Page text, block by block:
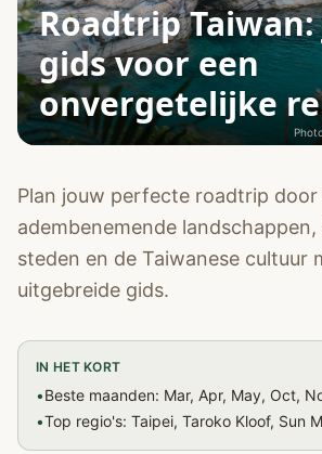
Roadtrip
gids voor een
onvergetelijke
Plan jouw perfecte roadtrip
adembenemende
steden en de Taiwanese cultuur
uitgebreide gids.
IN HET KORT
•Beste maanden: Mar, Apr, May, Oct,
•Top regio's: Taipei, Taroko Kloof, Sun